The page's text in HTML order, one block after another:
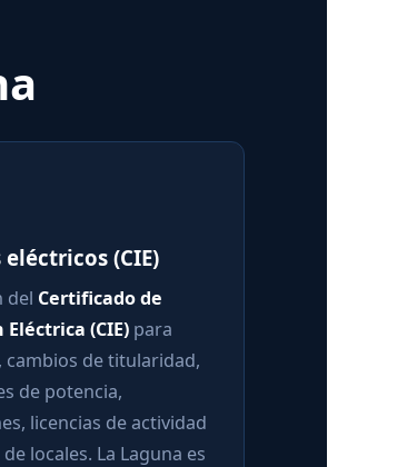
(CIE)
Certificado de
(CIE)para
cambios de titularidad,
de potencia,
licencias de actividad
locales. La Laguna es